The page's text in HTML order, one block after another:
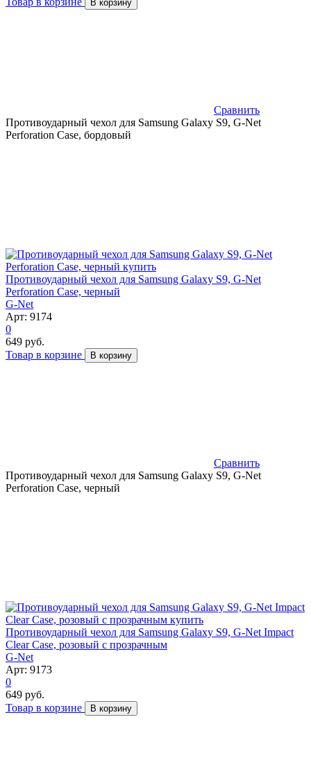
В корзину
Сравнить
Противоударный чехол для Samsung Galaxy S9, G-Net
Perforation Case, бордовый
Противоударный чехол для Samsung Galaxy S9, G-Net
Perforation Case, черный
G-Net
Арт: 9174
0
649 руб.
Товар в корзине
В корзину
Сравнить
Противоударный чехол для Samsung Galaxy S9, G-Net
Perforation Case, черный
Противоударный чехол для Samsung Galaxy S9, G-Net Impact
Clear Case, розовый с прозрачным
G-Net
Арт: 9173
0
649 руб.
Товар в корзине
В корзину